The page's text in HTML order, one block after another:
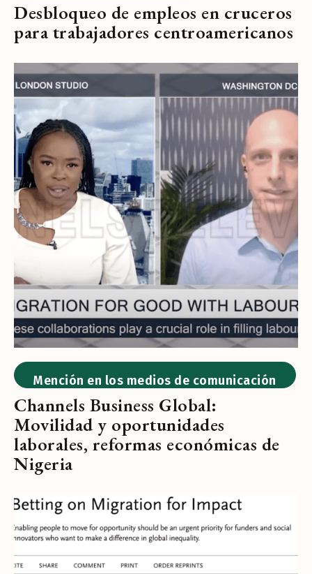
Desbloqueo de empleos en cruceros
para trabajadores centroamericanos
Mención en los medios de comunicación
Channels Business Global:
Movilidad y oportunidades
laborales, reformas económicas de
Nigeria